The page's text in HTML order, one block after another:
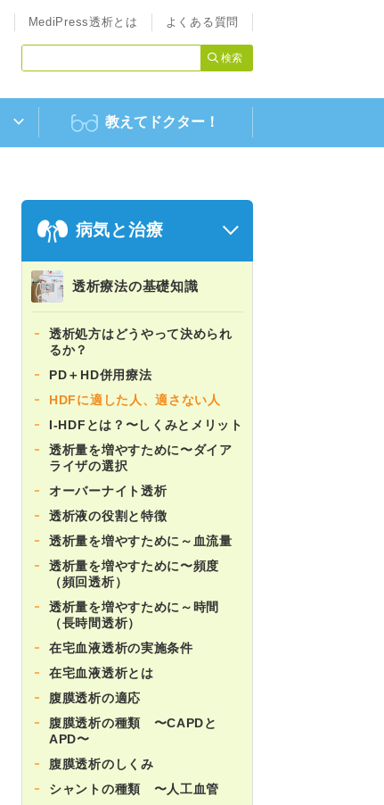
MediPress透析とは よくある質問
教えてドクター！
病気と治療
透析療法の基礎知識
透析処方はどうやって決められ
るか？
PD＋HD併用療法
HDFに適した人、適さない人
I-HDFとは？〜しくみとメリット
透析量を増やすために〜ダイア
ライザの選択
オーバーナイト透析
透析液の役割と特徴
透析量を増やすために～血流量
透析量を増やすために〜頻度
（頻回透析）
透析量を増やすために～時間
（長時間透析）
在宅血液透析の実施条件
在宅血液透析とは
腹膜透析の適応
腹膜透析の種類 〜CAPDと
APD〜
腹膜透析のしくみ
シャントの種類 〜人工血管